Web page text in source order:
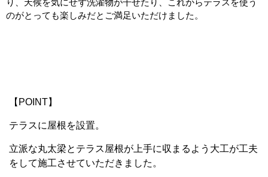
り、天候を気にせず洗濯物が干せたり、これからテラスを使う
のがとっても楽しみだとご満足いただけました。
【POINT】
テラスに屋根を設置。
立派な丸太梁とテラス屋根が上手に収まるよう大工が工夫
をして施工させていただきました。